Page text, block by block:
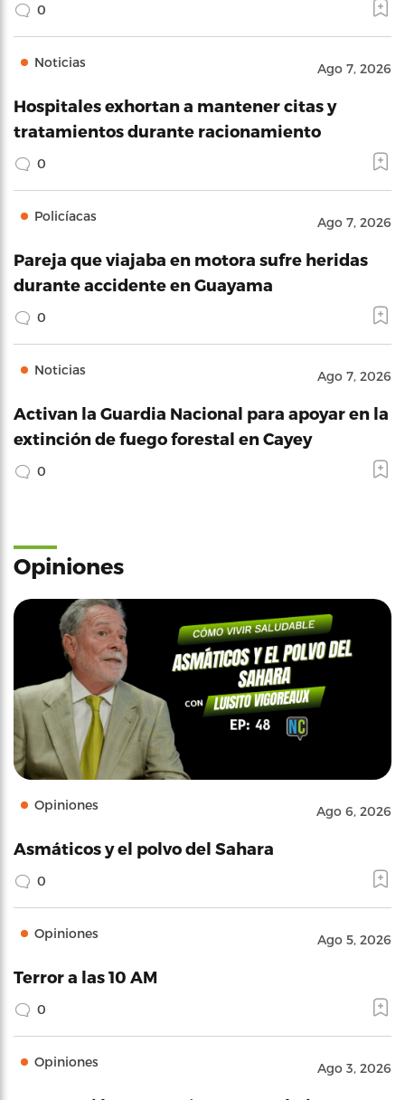
0
Noticias Ago 7, 2026
Hospitales exhortan a mantener citas y
tratamientos durante racionamiento
0
Policíacas Ago 7, 2026
Pareja que viajaba en motora sufre heridas
durante accidente en Guayama
0
Noticias Ago 7, 2026
Activan la Guardia Nacional para apoyar en la
extinción de fuego forestal en Cayey
0
Opiniones
Opiniones Ago 6, 2026
Asmáticos y el polvo del Sahara
0
Opiniones Ago 5, 2026
Terror a las 10 AM
0
Opiniones Ago 3, 2026